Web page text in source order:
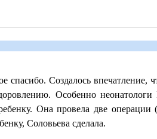
спасибо. Создалось
Особенно
Она провела две
Соловьева сделала.